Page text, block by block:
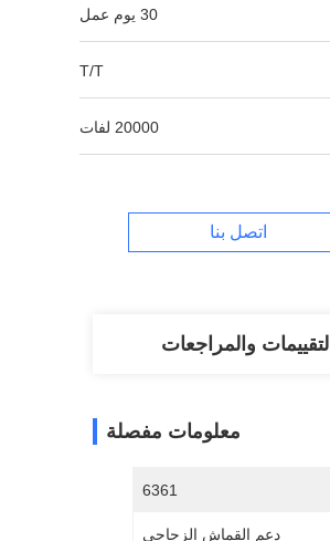
30 يوم عمل
T/T
20000 لفات
اتصل بنا
التقييمات والمراجعات
معلومات مفصلة
6361
دعم القماش الزجاجي